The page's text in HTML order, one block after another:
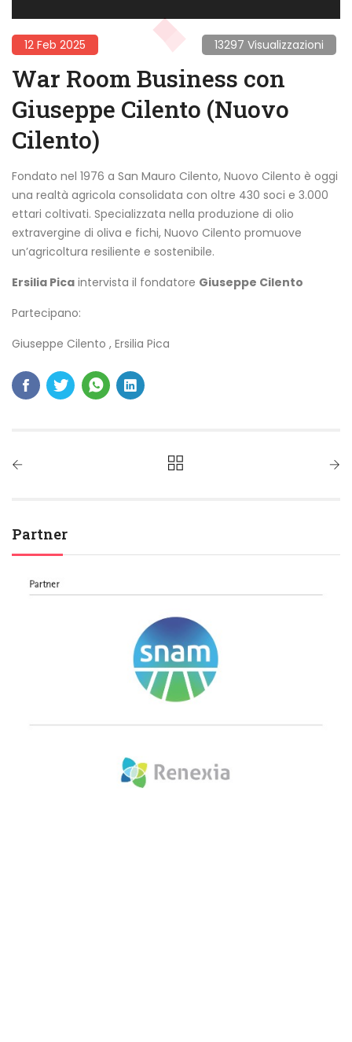
12 Feb 2025 13297 Visualizzazioni
War Room Business con
Giuseppe Cilento (Nuovo
Cilento)
Fondato nel 1976 a San Mauro Cilento, Nuovo Cilento è oggi
una realtà agricola consolidata con oltre 430 soci e 3.000
ettari coltivati. Specializzata nella produzione di olio
extravergine di oliva e fichi, Nuovo Cilento promuove
un’agricoltura resiliente e sostenibile.
Ersilia Pica intervista il fondatore Giuseppe Cilento
Partecipano:
Giuseppe Cilento , Ersilia Pica
Partner